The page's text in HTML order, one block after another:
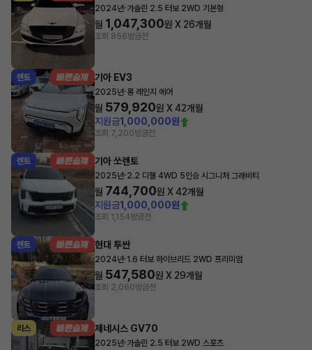
2024년·가솔린 2.5 터보 2WD 기본형
월 1,047,300원 X 26개월
조회 856방금전
렌트 기아 EV3
2025년·롱 레인지 에어
월 579,920원 X42개월
지원금1,000,000원
조회 7,200방금전
렌트 기아 쏘렌토
2025년·2.2 디젤 4WD 5인승 시그니처 그래비티
월 744,700원 X42개월
지원금1,000,000원
조회 1,154방금전
렌트 현대 투싼
2024년·1.6 터보 하이브리드 2WD 프리미엄
월 547,580원 X 29개월
조회 2,060방금전
리스 제네시스 GV70
2025년·가솔린 2.5 터보 2WD 스포츠